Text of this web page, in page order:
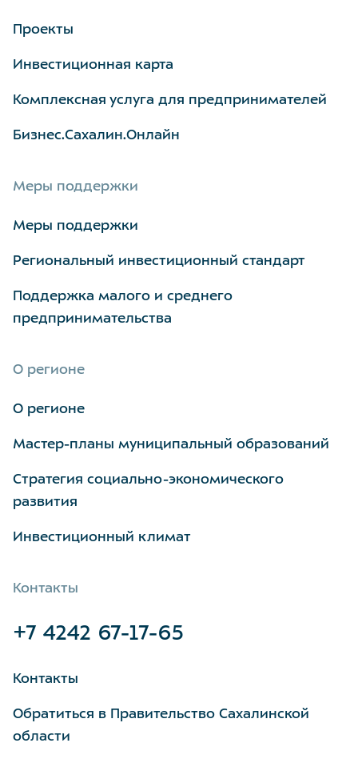
Проекты
Инвестиционная карта
Комплексная услуга для предпринимателей
Бизнес.Сахалин.Онлайн
Меры поддержки
Меры поддержки
Региональный инвестиционный стандарт
Поддержка малого и среднего
предпринимательства
О регионе
О регионе
Мастер-планы муниципальный образований
Стратегия социально-экономического
развития
Инвестиционный климат
Контакты
+7 4242 67-17-65
Контакты
Обратиться в Правительство Сахалинской
области